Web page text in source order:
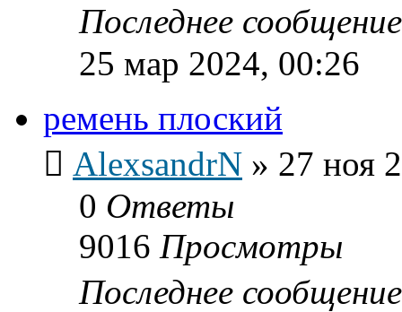
Последнее
25 мар 2024, 00:26
ремень плоский
AlexsandrN » 27 ноя
0 Ответы
9016 Просмотры
Последнее